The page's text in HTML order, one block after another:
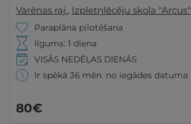
Varēnas raj., Izpletņlēcēju skola "Arcus"
Paraplāna pilotēšana
Ilgums: 1 diena
VISĀS NEDĒĻAS DIENĀS
Ir spēkā 36 mēn. no iegādes datuma
80€